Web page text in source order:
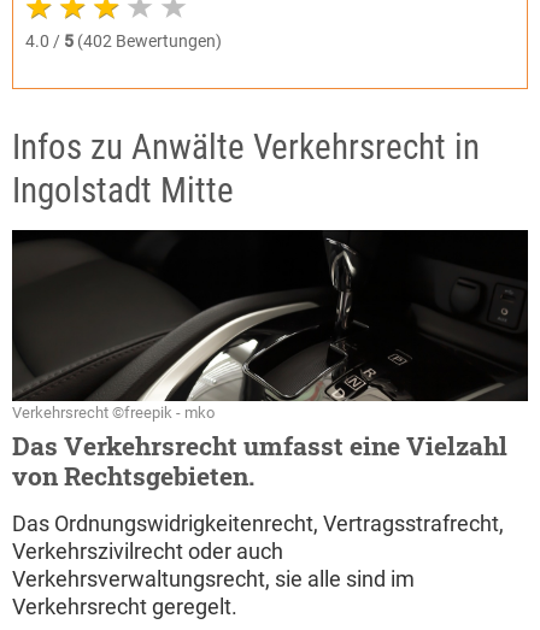
4.0 / 5 (402 Bewertungen)
Infos zu Anwälte Verkehrsrecht in
Ingolstadt Mitte
Verkehrsrecht ©freepik - mko
Das Verkehrsrecht umfasst eine Vielzahl
von Rechtsgebieten.
Das Ordnungswidrigkeitenrecht, Vertragsstrafrecht,
Verkehrszivilrecht oder auch
Verkehrsverwaltungsrecht, sie alle sind im
Verkehrsrecht geregelt.